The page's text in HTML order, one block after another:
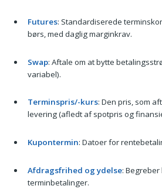
Futures: Standardiserede
børs, med daglig marginkrav.
Swap: Aftale om at bytte
variabel).
Terminspris/-kurs: Den pris, som
levering (afledt af spotpris og
Kupontermin: Datoer for
Afdragsfrihed og ydelse: Begreber
terminbetalinger.